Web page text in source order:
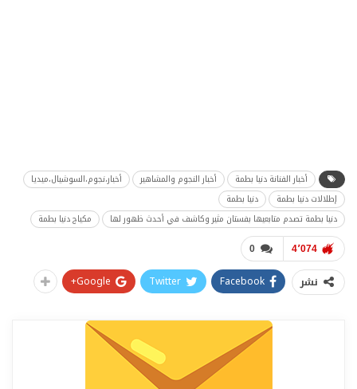
أخبار الفنانة دنيا بطمة أخبار النجوم والمشاهير
أخبار،نجوم،السوشيال،ميديا
إطلالات دنيا بطمة
دنيا بطمة
دنيا بطمة تصدم متابعيها بفستان مثير وكاشف في أحدث ظهور لها
مكياج دنيا بطمة
0 4٬074
نشر Facebook
Twitter
Google+